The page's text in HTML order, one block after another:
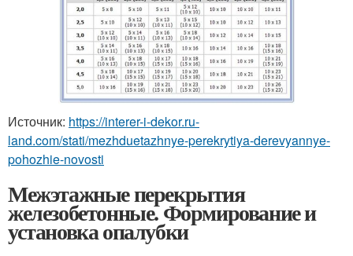
Источник: https://interer-i-dekor.ru-
land.com/stati/mezhduetazhnye-perekrytiya-derevyannye-
pohozhie-novosti
Межэтажные перекрытия
железобетонные. Формирование и
установка опалубки